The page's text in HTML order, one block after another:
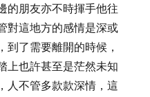
的朋友亦不時揮手他往
對這地方的感情是深或
到了需要離開的時候，
上也許甚至是茫然未知
人不管多款款深情，這